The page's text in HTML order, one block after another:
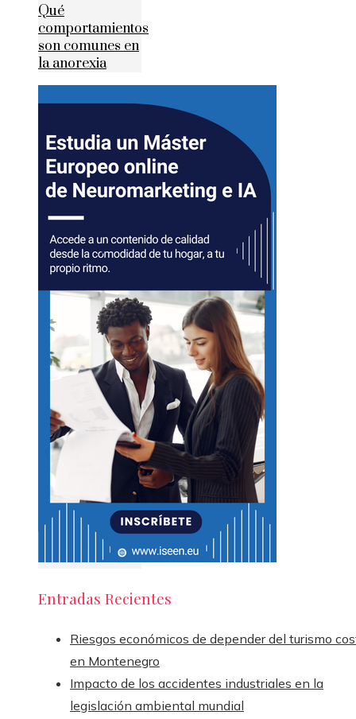
Qué
comportamientos
son comunes en
la anorexia
Entradas Recientes
Riesgos económicos de depender del turismo
en Montenegro
Impacto de los accidentes industriales en la
legislación ambiental mundial